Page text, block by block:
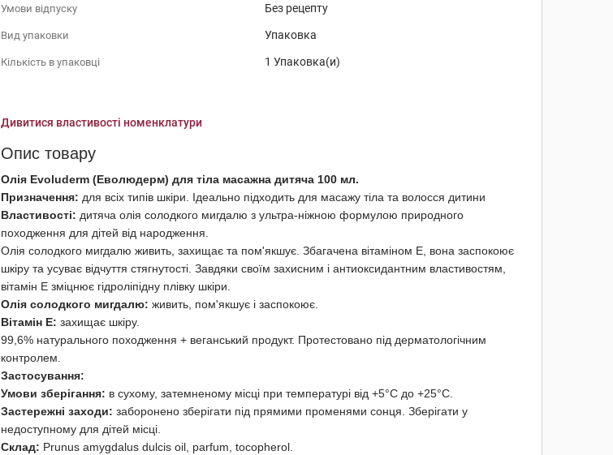
Умови відпуску Без рецепту
Вид упаковки Упаковка
Кількість в упаковці 1 Упаковка(и)
Дивитися властивості номенклатури
Опис товару
Олія Evoluderm (Еволюдерм) для тіла масажна дитяча 100 мл.
Призначення: для всіх типів шкіри.
Ідеально підходить для масажу тіла та волосся дитини
Властивості: дитяча олія солодкого мигдалю з ультра-ніжною формулою природного
походження для дітей від народження.
Олія солодкого мигдалю живить, захищає та пом'якшує. Збагачена вітаміном Е, вона заспокоює
шкіру та усуває відчуття стягнутості. Завдяки своїм захисним і антиоксидантним властивостям,
вітамін Е зміцнює гідроліпідну плівку шкіри.
Олія солодкого мигдалю: живить, пом'якшує і заспокоює.
Вітамін Е: захищає шкіру.
99,6% натурального походження + веганський продукт. Протестовано під дерматологічним
контролем.
Застосування:
Умови зберігання: в сухому, затемненому місці при температурі від +5°С до +25°С.
Застережні заходи: заборонено зберігати під прямими променями сонця. Зберігати у
недоступному для дітей місці.
Склад: Prunus amygdalus dulcis oil, parfum, tocopherol.